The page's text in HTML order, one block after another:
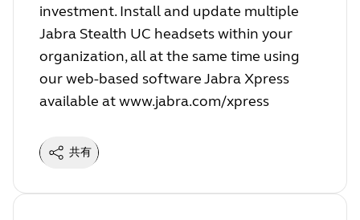
investment. Install and update multiple
Jabra Stealth UC headsets within your
organization, all at the same time using
our web-based software Jabra Xpress
available atwww.jabra.com/xpress
共有